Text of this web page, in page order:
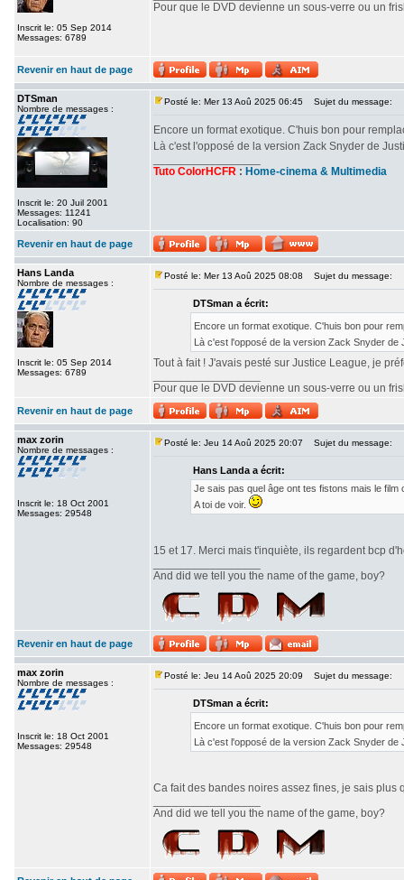
Inscrit le: 05 Sep 2014
Messages: 6789
Pour que le DVD devienne un sous-verre ou un
Revenir en haut de page
DTSman
Nombre de messages :
Inscrit le: 20 Juil 2001
Messages: 11241
Localisation: 90
Posté le: Mer 13 Aoû 2025 06:45 Sujet du message:
Encore un format exotique. C'huis bon pour
Là c'est l'opposé de la version Zack Snyder de
Tuto ColorHCFR : Home-cinema & Multimedia
Revenir en haut de page
Hans Landa
Nombre de messages :
Inscrit le: 05 Sep 2014
Messages: 6789
Posté le: Mer 13 Aoû 2025 08:08 Sujet du message:
DTSman a écrit:
Encore un format exotique. C'huis bon pour
Là c'est l'opposé de la version Zack Snyder de
Tout à fait ! J'avais pesté sur Justice League, je
Pour que le DVD devienne un sous-verre ou un
Revenir en haut de page
max zorin
Nombre de messages :
Inscrit le: 18 Oct 2001
Messages: 29548
Posté le: Jeu 14 Aoû 2025 20:07 Sujet du message:
Hans Landa a écrit:
Je sais pas quel âge ont tes fistons mais le
A toi de voir.
15 et 17. Merci mais t'inquiète, ils regardent bcp
And did we tell you the name of the game, boy?
Revenir en haut de page
max zorin
Nombre de messages :
Inscrit le: 18 Oct 2001
Messages: 29548
Posté le: Jeu 14 Aoû 2025 20:09 Sujet du message:
DTSman a écrit:
Encore un format exotique. C'huis bon pour
Là c'est l'opposé de la version Zack Snyder de
Ca fait des bandes noires assez fines, je sais
And did we tell you the name of the game, boy?